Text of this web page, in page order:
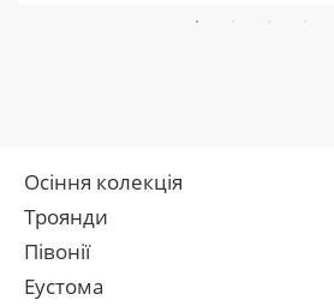
Осіння колекція
Троянди
Півонії
Еустома